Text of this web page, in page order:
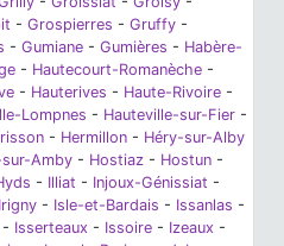
- Grospierres - Gruffy -
- Gumiane - Gumières - Habère-
- Hautecourt-Romanèche -
- Hauterives - Haute-Rivoire -
Lompnes - Hauteville-sur-Fier -
- Hermillon - Héry-sur-Alby
Amby - Hostiaz - Hostun -
- Illiat - Injoux-Génissiat -
Irigny - Isle-et-Bardais - Issanlas -
- Isserteaux - Issoire - Izeaux -